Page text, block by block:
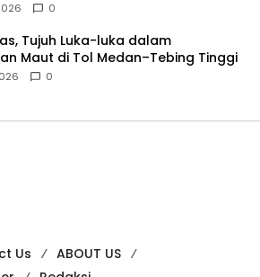
0
Tujuh Luka-luka dalam
Maut di Tol Medan–Tebing Tinggi
0
Us
ABOUT US